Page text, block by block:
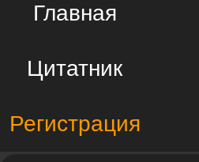
Главная
Цитатник
Регистрация